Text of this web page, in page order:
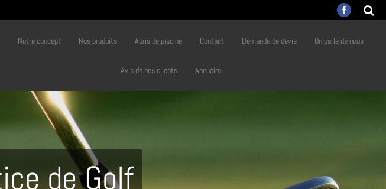
Notre concept Nos produits Abris de piscine Contact Demande de devis On parle de nous
Avis de nos clients Annuaire